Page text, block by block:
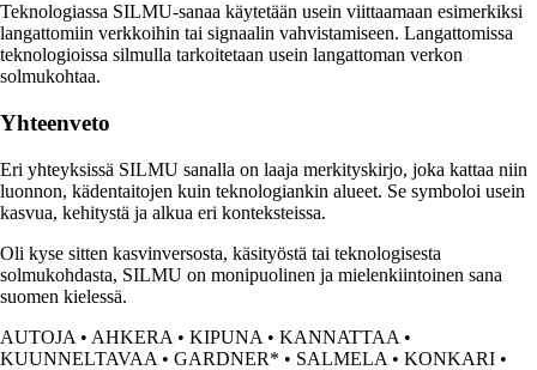
Teknologiassa SILMU-sanaa käytetään usein viittaamaan esimerkiksi
langattomiin verkkoihin tai signaalin vahvistamiseen. Langattomissa
teknologioissa silmulla tarkoitetaan usein langattoman verkon
solmukohtaa.
Yhteenveto
Eri yhteyksissä SILMU sanalla on laaja merkityskirjo, joka kattaa niin
luonnon, kädentaitojen kuin teknologiankin alueet. Se symboloi usein
kasvua, kehitystä ja alkua eri konteksteissa.
Oli kyse sitten kasvinversosta, käsityöstä tai teknologisesta
solmukohdasta, SILMU on monipuolinen ja mielenkiintoinen sana
suomen kielessä.
AUTOJA • AHKERA • KIPUNA • KANNATTAA •
KUUNNELTAVAA • GARDNER* • SALMELA • KONKARI •